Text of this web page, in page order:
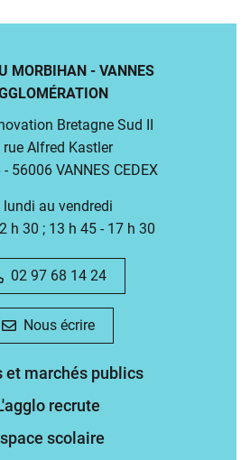
MORBIHAN - VANNES
Bretagne Sud II
rue Alfred Kastler
56006 VANNES CEDEX
lundi au vendredi
h 30 ; 13 h 45 - 17 h 30
02 97 68 14 24
Nous écrire
et marchés publics
recrute
scolaire